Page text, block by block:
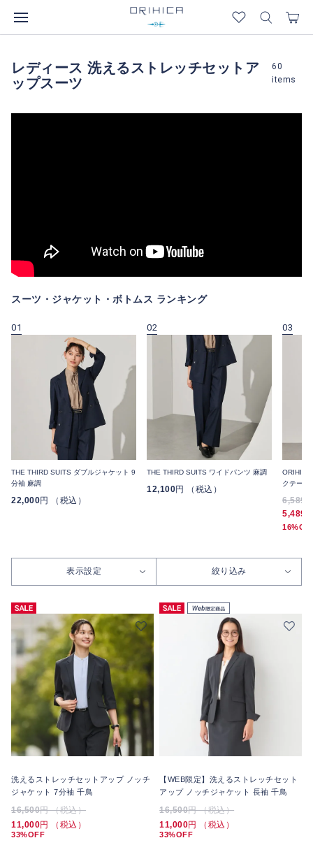
レディース 洗えるストレッチセットア
ップスーツ
60
items
スーツ・ジャケット・ボトムス ランキング
01
THE THIRD SUITS ダブルジャケット 9
分袖 麻調
22,000円 （税込）
02
THE THIRD SUITS ワイドパンツ 麻調
12,100円 （税込）
03
クテーパ
6,589
5,489
表示設定 絞り込み
洗えるストレッチセットアップ ノッチ
ジャケット 7分袖 千鳥
16,500円 （税込）
11,000円 （税込）
33%OFF
【WEB限定】洗えるストレッチセット
アップ ノッチジャケット 長袖 千鳥
16,500円 （税込）
11,000円 （税込）
33%OFF